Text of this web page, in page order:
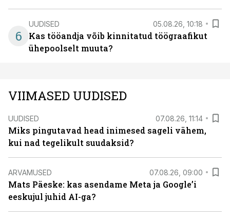
6
UUDISED 05.08.26, 10:18
Kas tööandja võib kinnitatud töögraafikut
ühepoolselt muuta?
VIIMASED UUDISED
UUDISED 07.08.26, 11:14
Miks pingutavad head inimesed sageli vähem,
kui nad tegelikult suudaksid?
ARVAMUSED 07.08.26, 09:00
Mats Päeske: kas asendame Meta ja Google’i
eeskujul juhid AI-ga?